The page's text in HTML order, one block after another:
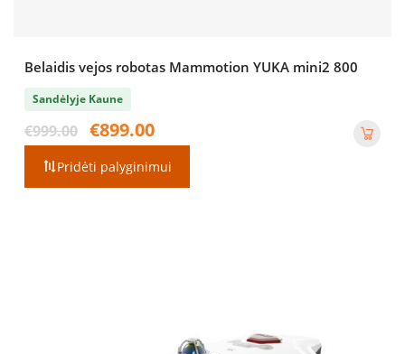
Belaidis vejos robotas Mammotion YUKA mini2 800
Sandėlyje Kaune
€999.00
Original
price
was:
€999.00.
€899.00
€899.00.
Pridėti palyginimui